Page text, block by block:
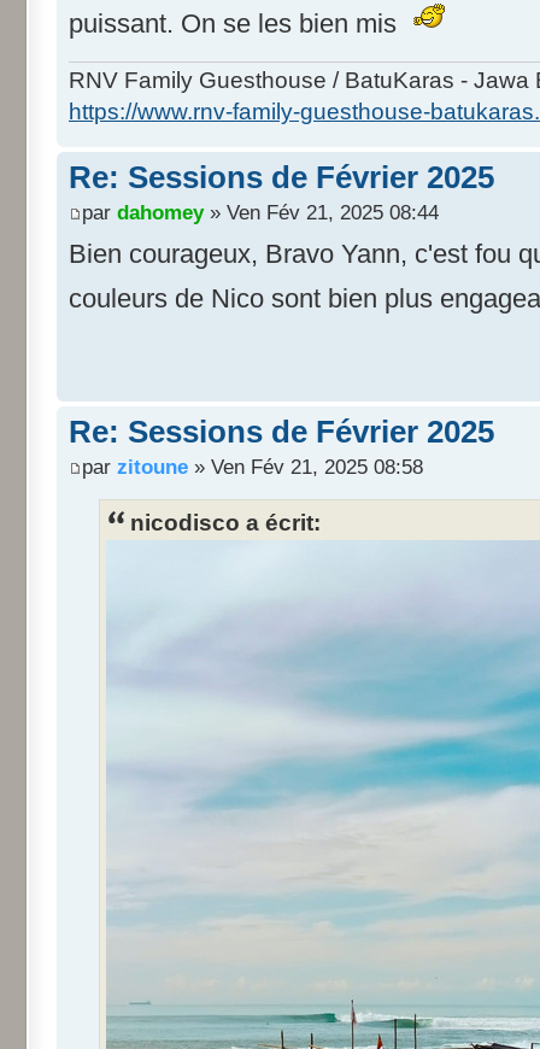
puissant. On se les bien mis
RNV Family Guesthouse / BatuKaras - Jawa
https://www.rnv-family-guesthouse-
Re: Sessions de Février 2025
par dahomey» Ven Fév 21, 2025 08:44
Bien courageux, Bravo Yann, c'est fou
couleurs de Nico sont bien plus
Re: Sessions de Février 2025
par zitoune » Ven Fév 21, 2025 08:58
nicodisco a écrit: